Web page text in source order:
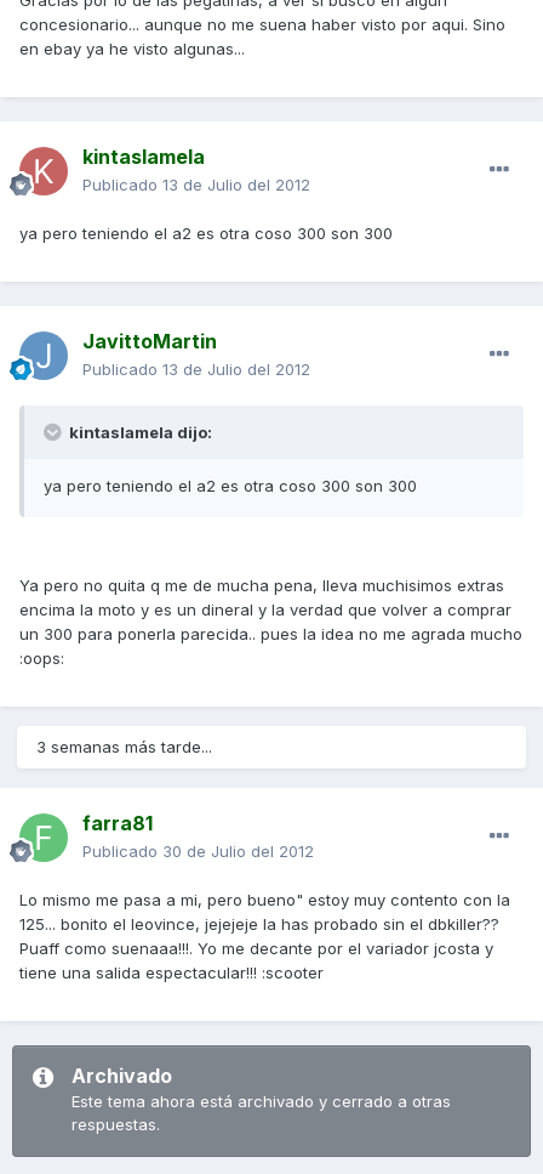
concesionario... aunque no me suena haber visto por aqui. Sino
en ebay ya he visto algunas...
kintaslamela
Publicado 13 de Julio del 2012
ya pero teniendo el a2 es otra coso 300 son 300
JavittoMartin
Publicado 13 de Julio del 2012
kintaslamela dijo:
ya pero teniendo el a2 es otra coso 300 son 300
Ya pero no quita q me de mucha pena, lleva muchisimos extras
encima la moto y es un dineral y la verdad que volver a comprar
un 300 para ponerla parecida.. pues la idea no me agrada mucho
:oops:
3 semanas más tarde...
farra81
Publicado 30 de Julio del 2012
Lo mismo me pasa a mi, pero bueno" estoy muy contento con la
125... bonito el leovince, jejejeje la has probado sin el dbkiller??
Puaff como suenaaa!!!. Yo me decante por el variador jcosta y
tiene una salida espectacular!!! :scooter
Archivado
Este tema ahora está archivado y cerrado a otras
respuestas.